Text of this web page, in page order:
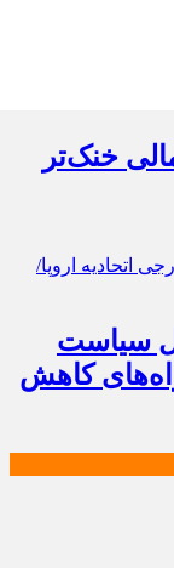
خنک‌تر
سیاست
کاهش